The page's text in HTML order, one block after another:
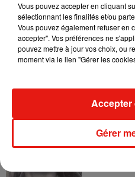
Grand
Ariana
album «
Vous pouvez accepter en cliquant
sélectionnant les finalités et/ou
Vous pouvez également refuser en
accepter". Vos préférences ne
pouvez mettre à jour vos choix, ou
moment via le lien "Gérer les
Gérer
Accepter